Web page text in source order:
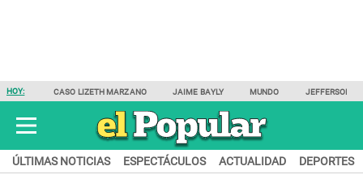
HOY: CASO LIZETH MARZANO JAIME BAYLY MUNDO JEFFERSON
ÚLTIMAS NOTICIAS ESPECTÁCULOS ACTUALIDAD DEPORTES